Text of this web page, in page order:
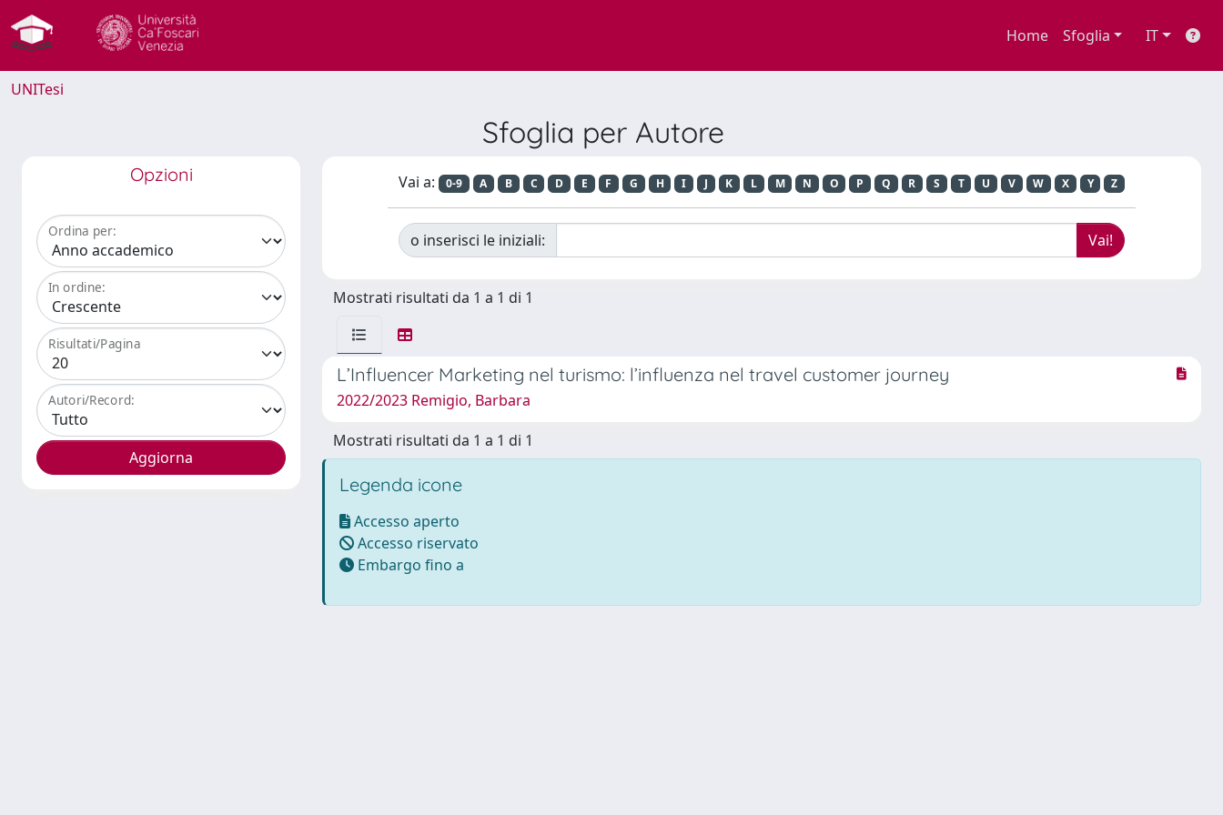
Home Sfoglia IT
UNITesi
Sfoglia per Autore
Opzioni
Ordina per:
In ordine:
Risultati/Pagina
Autori/Record:
Vai a: 0-9 A B C D E F G H I J K L M N O P Q R S T U V W X Y Z
o inserisci le iniziali:
Mostrati risultati da 1 a 1 di 1
L’Influencer Marketing nel turismo: l’influenza nel travel customer journey
2022/2023 Remigio, Barbara
Mostrati risultati da 1 a 1 di 1
Legenda icone
Accesso aperto
Accesso riservato
Embargo fino a